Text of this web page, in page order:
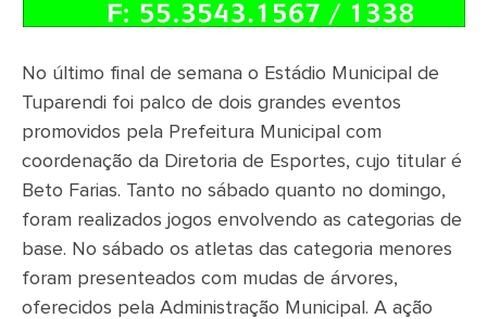
No último final de semana o Estádio Municipal de
Tuparendi foi palco de dois grandes eventos
promovidos pela Prefeitura Municipal com
coordenação da Diretoria de Esportes, cujo titular é
Beto Farias. Tanto no sábado quanto no domingo,
foram realizados jogos envolvendo as categorias de
base. No sábado os atletas das categoria menores
foram presenteados com mudas de árvores,
oferecidos pela Administração Municipal. A ação